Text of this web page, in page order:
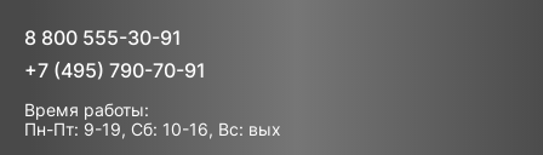
8 800 555-30-91
+7 (495) 790-70-91
Время работы:
Пн-Пт: 9-19, Сб: 10-16, Вс: вых